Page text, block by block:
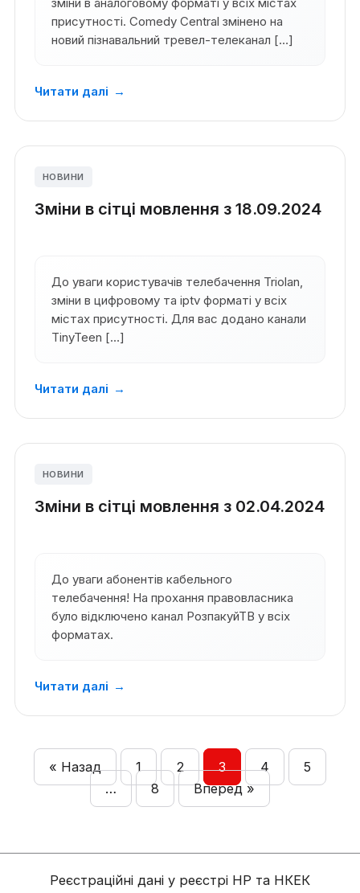
зміни в аналоговому форматі у всіх містах
присутності. Comedy Central змінено на
новий пізнавальний тревел-телеканал […]
Читати далі →
НОВИНИ
Зміни в сітці мовлення з 18.09.2024
До уваги користувачів телебачення Triolan,
зміни в цифровому та iptv форматі у всіх
містах присутності. Для вас додано канали
TinyTeen […]
Читати далі →
НОВИНИ
Зміни в сітці мовлення з 02.04.2024
До уваги абонентів кабельного
телебачення! На прохання правовласника
було відключено канал РозпакуйТВ у всіх
форматах.
Читати далі →
« Назад 1 2 3 4
5
…
8 Вперед »
Реєстраційні дані у реєстрі НР та НКЕК